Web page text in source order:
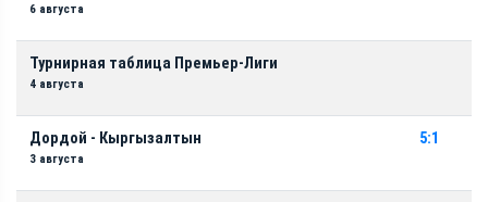
6 августа
Турнирная таблица Премьер-Лиги
4 августа
Дордой - Кыргызалтын
3 августа
5:1